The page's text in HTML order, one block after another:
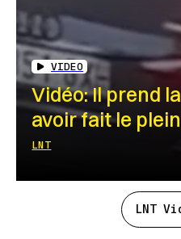
VIDEO
Vidéo: Il prend
avoir fait le
LNT
LNT